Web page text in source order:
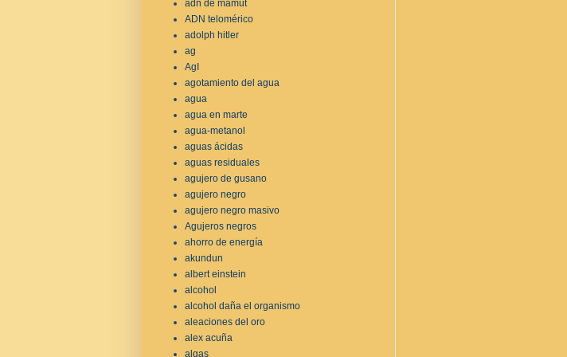
adn de mamut
ADN telomérico
adolph hitler
ag
AgI
agotamiento del agua
agua
agua en marte
agua-metanol
aguas ácidas
aguas residuales
agujero de gusano
agujero negro
agujero negro masivo
Agujeros negros
ahorro de energía
akundun
albert einstein
alcohol
alcohol daña el organismo
aleaciones del oro
alex acuña
algas